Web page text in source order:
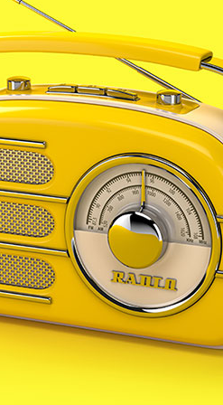
un creixament substingut
del mes de juny i fins a
de Treball, el mes de
amb 754 aturats,
que tenia el nostre
i que de fet era el nombre
des que va començar la
ser els únics que es va
però des del juny ha
aturats. Al juliol, la xifra va